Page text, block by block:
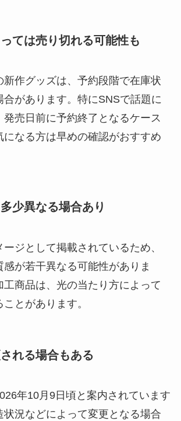
ては売り切れる可能性も
新作グッズは、予約段階で在庫状
合があります。特にSNSで話題に
発売日前に予約終了となるケース
になる方は早めの確認がおすすめ
少異なる場合あり
ジとして掲載されているため、
が若干異なる可能性がありま
工商品は、光の当たり方によって
とがあります。
れる場合もある
年10月9日頃と案内されています
状況などによって変更となる場合